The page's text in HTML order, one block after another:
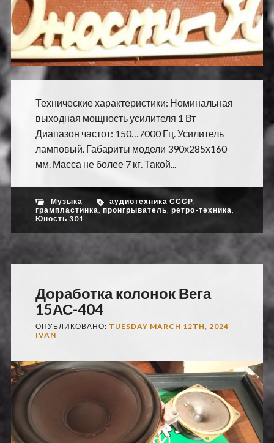
Технические характеристики: Номинальная
выходная мощность усилителя 1 Вт
Диапазон частот: 150…7000 Гц. Усилитель
ламповый. Габариты модели 390х285х160
мм. Масса не более 7 кг. Такой...
Музыка аудиотехника СССР,
грампластинка, проигрыватель, ретро-техника,
Юность 301
Доработка колонок Вега
15АС-404
ОПУБЛИКОВАНО: TUESDAY MARCH 12TH, 2024 -
IVAN